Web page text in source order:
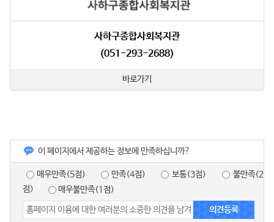
사하구종합사회복지관
(051-293-2688)
바로가기
이 페이지에서 제공하는 정보에 만족하십니까?
매우만족(5점) 만족(4점) 보통(3점)
점)
매우불만족(1점)